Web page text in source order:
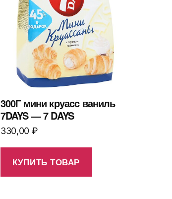
300Г мини круасс ваниль
7DAYS — 7 DAYS
330,00 ₽
КУПИТЬ ТОВАР